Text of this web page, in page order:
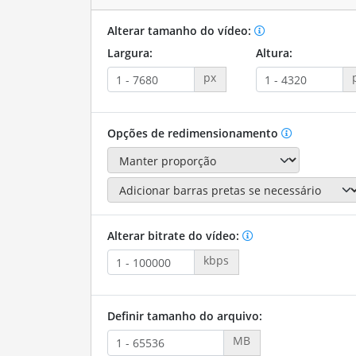
Alterar tamanho do vídeo:
Largura:
px
Altura:
Opções de redimensionamento
Alterar bitrate do vídeo:
kbps
Definir tamanho do arquivo:
MB